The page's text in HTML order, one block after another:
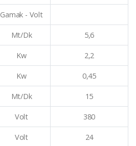
Gamak - Volt
Mt/Dk 5,6
Kw 2,2
Kw 0,45
Mt/Dk 15
Volt 380
Volt 24